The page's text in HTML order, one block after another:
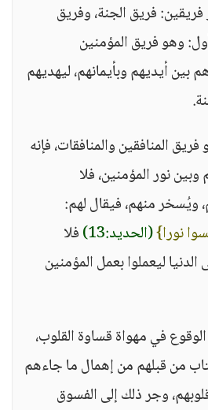
فريق الجنة، وفريق
وهو فريق المؤمنين
بين أيديهم وبأيمانهم، ليهديهم
المنافقين والمنافقات، فإنه
نور المؤمنين، فلا
ويُسخر منهم، فيقال لهم:
نورا}(الحديد:13)
فلا
ليعملوا بعمل المؤمنين
في مهواة قساوة القلوب،
من قبلهم من إهمال ما جاءهم
وجر ذلك إلى الفسوق